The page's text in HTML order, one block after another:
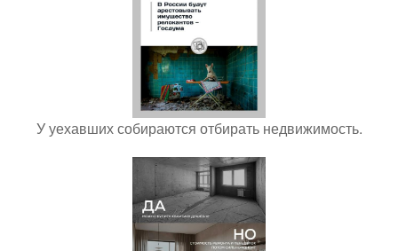
У уехавших собираются отбирать недвижимость.